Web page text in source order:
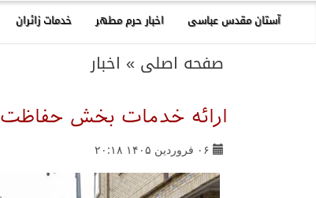
آستان مقدس عباسی اخبار حرم مطهر خدمات زائران
صفحه اصلی » اخبار
ارائه خدمات بخش
۰۶ فروردین ۱۴۰۵ ۲۰:۱۸